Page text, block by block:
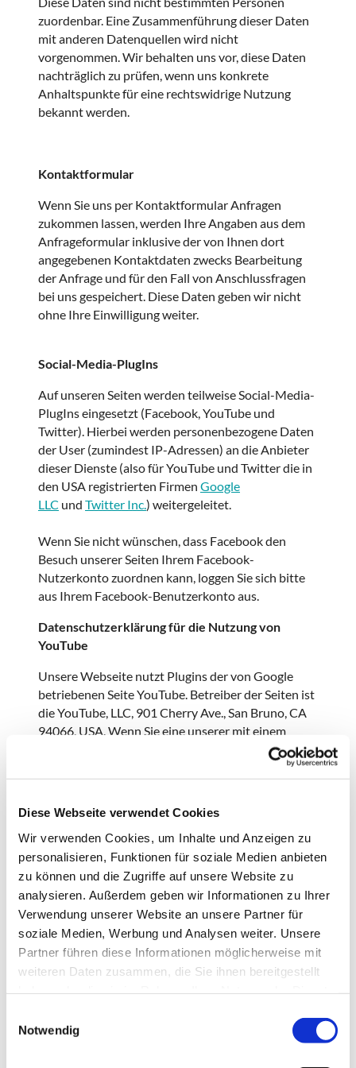
Diese Webseite verwendet Cookies
Wir verwenden Cookies, um Inhalte und Anzeigen zu
personalisieren, Funktionen für soziale Medien anbieten
zu können und die Zugriffe auf unsere Website zu
analysieren. Außerdem geben wir Informationen zu Ihrer
Verwendung unserer Website an unsere Partner für
soziale Medien, Werbung und Analysen weiter. Unsere
Partner führen diese Informationen möglicherweise mit
weiteren Daten zusammen, die Sie ihnen bereitgestellt
Notwendig
zuordenbar. Eine Zusammenführung dieser Daten
mit anderen Datenquellen wird nicht
vorgenommen. Wir behalten uns vor, diese Daten
nachträglich zu prüfen, wenn uns konkrete
Anhaltspunkte für eine rechtswidrige Nutzung
bekannt werden.
Kontaktformular
Wenn Sie uns per Kontaktformular Anfragen
zukommen lassen, werden Ihre Angaben aus dem
Anfrageformular inklusive der von Ihnen dort
angegebenen Kontaktdaten zwecks Bearbeitung
der Anfrage und für den Fall von Anschlussfragen
bei uns gespeichert. Diese Daten geben wir nicht
ohne Ihre Einwilligung weiter.
Social-Media-PlugIns
Auf unseren Seiten werden teilweise Social-Media-
PlugIns eingesetzt (Facebook, YouTube und
Twitter). Hierbei werden personenbezogene Daten
der User (zumindest IP-Adressen) an die Anbieter
dieser Dienste (also für YouTube und Twitter die in
den USA registrierten Firmen Google
LLC und Twitter Inc.) weitergeleitet.
Wenn Sie nicht wünschen, dass Facebook den
Besuch unserer Seiten Ihrem Facebook-
Nutzerkonto zuordnen kann, loggen Sie sich bitte
aus Ihrem Facebook-Benutzerkonto aus.
Datenschutzerklärung für die Nutzung von
YouTube
Unsere Webseite nutzt Plugins der von Google
betriebenen Seite YouTube. Betreiber der Seiten ist
die YouTube, LLC, 901 Cherry Ave., San Bruno, CA
94066, USA. Wenn Sie eine unserer mit einem
YouTube-Plugin ausgestatteten Seiten besuchen,
wird eine Verbindung zu den Servern von YouTube
haben. Wenn Sie in Ihrem YouTube-Account
eingeloggt sind ermöglichen Sie YouTube, Ihr
Surfverhalten direkt Ihrem persönlichen Profil
zuzuordnen. Dies können Sie verhindern, indem Sie
sich aus Ihrem YouTube-Account ausloggen.
Weitere Informationen zum Umgang von
Nutzerdaten finden Sie in der
Datenschutzerklärung von YouTube unter:
https://www.google.de/intl/de/policies/privacy.
Google Kalender